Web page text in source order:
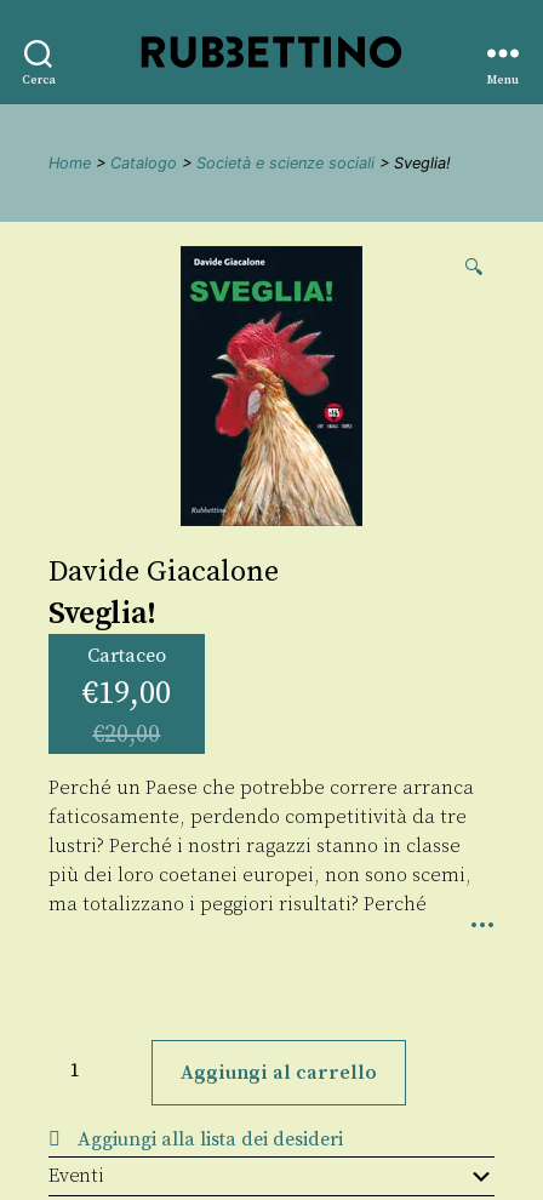
Cerca
editore
Menu
Home > Catalogo > Società e scienze sociali > Sveglia!
🔍
Davide Giacalone
Sveglia!
Cartaceo
€19,00
€20,00
Perché un Paese che potrebbe correre arranca
faticosamente, perdendo competitività da tre
lustri? Perché i nostri ragazzi stanno in classe
più dei loro coetanei europei, non sono scemi,
ma totalizzano i peggiori risultati? Perché
quantità
Aggiungi al carrello
Aggiungi alla lista dei desideri
Eventi